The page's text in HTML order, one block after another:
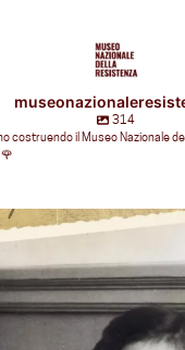
314
costruendo il Museo Nazionale
museonazionaleresistenza